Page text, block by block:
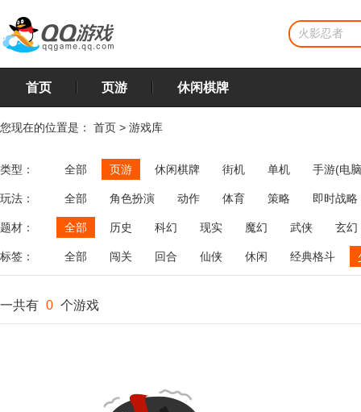
首页 页游 休闲棋牌
您现在的位置是： 首页 > 游戏库
类型： 全部 页游 休闲棋牌 街机 单机 手游(电
玩法： 全部 角色扮演 动作 体育 策略
即时战略
飞行
恋爱 第三人称射击 棋类 牌类 麻将
题材： 全部 历史 科幻 现实 魔幻 武侠 玄幻
标签： 全部 闯关 回合 仙侠 休闲 经典格斗
一共有 0 个游戏